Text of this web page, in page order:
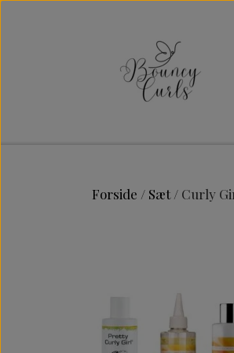
Forside Sæt Curly